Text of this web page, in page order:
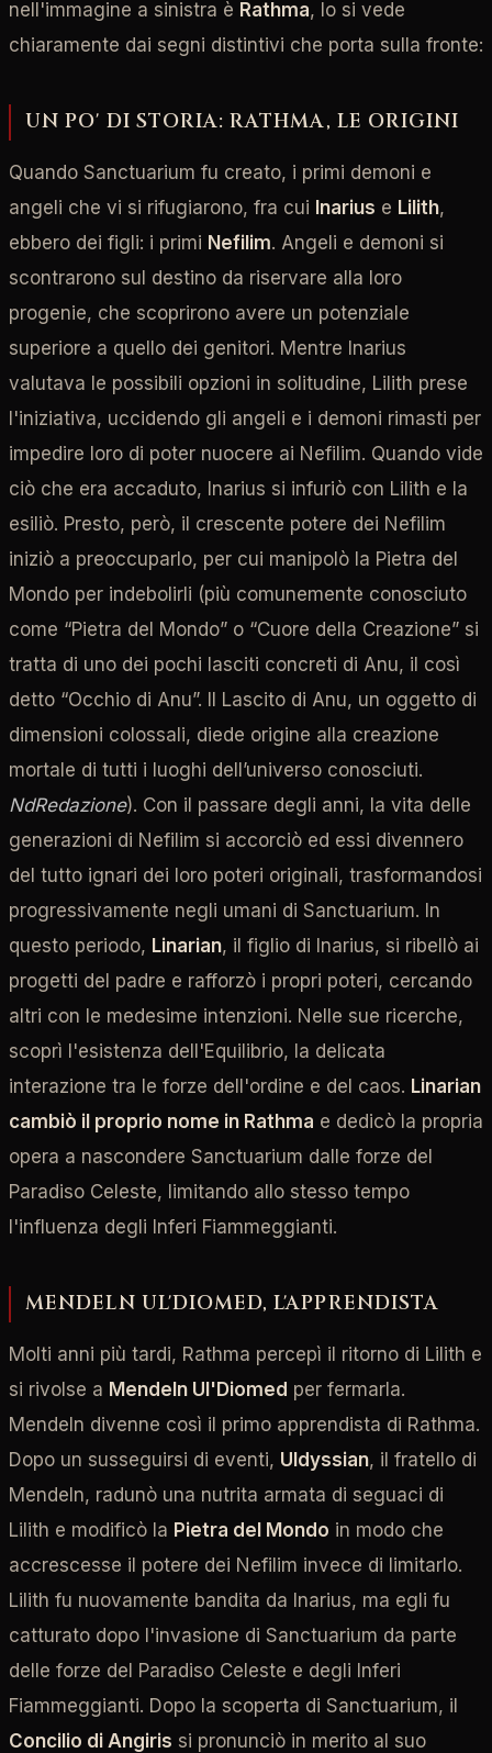
nell'immagine a sinistra è Rathma, lo si vede
chiaramente dai segni distintivi che porta sulla fronte:
UN PO' DI STORIA: RATHMA, LE ORIGINI
Quando Sanctuarium fu creato, i primi demoni e
angeli che vi si rifugiarono, fra cui Inarius e Lilith,
ebbero dei figli: i primi Nefilim. Angeli e demoni si
scontrarono sul destino da riservare alla loro
progenie, che scoprirono avere un potenziale
superiore a quello dei genitori. Mentre Inarius
valutava le possibili opzioni in solitudine, Lilith prese
l'iniziativa, uccidendo gli angeli e i demoni rimasti per
impedire loro di poter nuocere ai Nefilim. Quando vide
ciò che era accaduto, Inarius si infuriò con Lilith e la
esiliò. Presto, però, il crescente potere dei Nefilim
iniziò a preoccuparlo, per cui manipolò la Pietra del
Mondo per indebolirli (più comunemente conosciuto
come “Pietra del Mondo” o “Cuore della Creazione” si
tratta di uno dei pochi lasciti concreti di Anu, il così
detto “Occhio di Anu”. Il Lascito di Anu, un oggetto di
dimensioni colossali, diede origine alla creazione
mortale di tutti i luoghi dell’universo conosciuti.
NdRedazione). Con il passare degli anni, la vita delle
generazioni di Nefilim si accorciò ed essi divennero
del tutto ignari dei loro poteri originali, trasformandosi
progressivamente negli umani di Sanctuarium. In
questo periodo, Linarian, il figlio di Inarius, si ribellò ai
progetti del padre e rafforzò i propri poteri, cercando
altri con le medesime intenzioni. Nelle sue ricerche,
scoprì l'esistenza dell'Equilibrio, la delicata
interazione tra le forze dell'ordine e del caos. Linarian
cambiò il proprio nome in Rathma e dedicò la propria
opera a nascondere Sanctuarium dalle forze del
Paradiso Celeste, limitando allo stesso tempo
l'influenza degli Inferi Fiammeggianti.
MENDELN UL'DIOMED, L'APPRENDISTA
Molti anni più tardi, Rathma percepì il ritorno di Lilith e
si rivolse a Mendeln Ul'Diomed per fermarla.
Mendeln divenne così il primo apprendista di Rathma.
Dopo un susseguirsi di eventi, Uldyssian, il fratello di
Mendeln, radunò una nutrita armata di seguaci di
Lilith e modificò la Pietra del Mondo in modo che
accrescesse il potere dei Nefilim invece di limitarlo.
Lilith fu nuovamente bandita da Inarius, ma egli fu
catturato dopo l'invasione di Sanctuarium da parte
delle forze del Paradiso Celeste e degli Inferi
Fiammeggianti. Dopo la scoperta di Sanctuarium, il
Concilio di Angiris si pronunciò in merito al suo